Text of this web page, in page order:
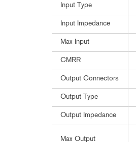
Input Type
Input Impedance
Max Input
CMRR
Output Connectors
Output Type
Output Impedance
Max Output